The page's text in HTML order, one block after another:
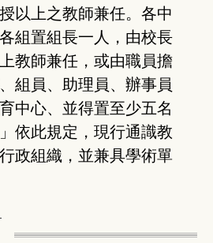
以上之教師兼任。各中
組置組長一人，由校長
教師兼任，或由職員擔
組員、助理員、辦事員
中心、並得置至少五名
依此規定，現行通識教
政組織，並兼具學術單